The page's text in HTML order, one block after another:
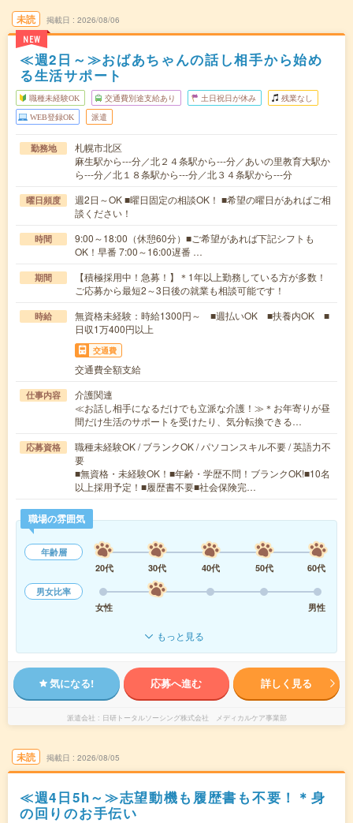
未読
NEW
掲載日 2026/08/06
≪週2日～≫おばあちゃんの話し相手から始め
る生活サポート
職種未経験OK 交通費別途支給あり 土日祝日が休み 残業なし
WEB登録OK 派遣
勤務地
札幌市北区
麻生駅から---分／北２４条駅から---分／あいの里教育大駅か
ら---分／北１８条駅から---分／北３４条駅から---分
曜日頻度
週2日～OK ■曜日固定の相談OK！ ■希望の曜日があればご相
談ください！
時間
9:00～18:00（休憩60分）■ご希望があれば下記シフトも
OK！早番 7:00～16:00遅番 …
期間
【積極採用中！急募！】＊1年以上勤務している方が多数！
ご応募から最短2～3日後の就業も相談可能です！
時給
無資格未経験：時給1300円～ ■週払いOK ■扶養内OK ■
日収1万400円以上
交通費
交通費全額支給
仕事内容
介護関連
≪お話し相手になるだけでも立派な介護！≫＊お年寄りが昼
間だけ生活のサポートを受けたり、気分転換できる…
応募資格
職種未経験OK / ブランクOK / パソコンスキル不要 / 英語力不
要
■無資格・未経験OK！■年齢・学歴不問！ブランクOK!■10名
以上採用予定！■履歴書不要■社会保険完…
職場の雰囲気
年齢層
20代
30代 40代 50代
60代
男女比率
女性
男性
もっと見る
気になる! 応募へ進む 詳しく見る
派遣会社 日研トータルソーシング株式会社 メディカルケア事業部
未読 掲載日 2026/08/05
≪週4日5h～≫志望動機も履歴書も不要！＊身
の回りのお手伝い